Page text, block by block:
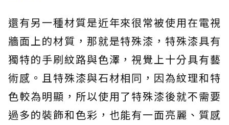
還有另一種材質是近年來很常被使用在電視
牆面上的材質，那就是特殊漆，特殊漆具有
獨特的手刷紋路與色澤，視覺上十分具有藝
術感。且特殊漆與石材相同，因為紋理和特
色較為明顯，所以使用了特殊漆後就不需要
過多的裝飾和色彩，也能有一面亮麗、質感